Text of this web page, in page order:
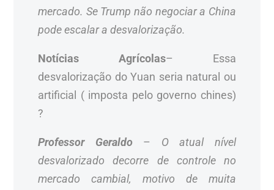
mercado. Se Trump não negociar a China
pode escalar a desvalorização.
Notícias Agrícolas– Essa
desvalorização do Yuan seria natural ou
artificial ( imposta pelo governo chines)
?
Professor Geraldo – O atual nível
desvalorizado decorre de controle no
mercado cambial, motivo de muita